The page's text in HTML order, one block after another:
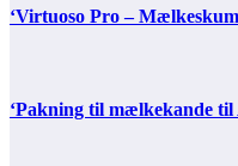
‘Virtuoso Pro –
‘Pakning til mælkekande til